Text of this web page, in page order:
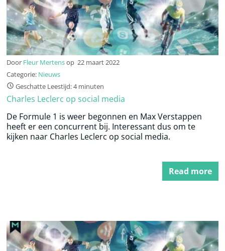
Door Fleur Mertensop 22 maart 2022
Categorie: Nieuws
Geschatte Leestijd: 4 minuten
Charles Leclerc op social media
De Formule 1 is weer begonnen en Max Verstappen
heeft er een concurrent bij. Interessant dus om te
kijken naar Charles Leclerc op social media.
Read more